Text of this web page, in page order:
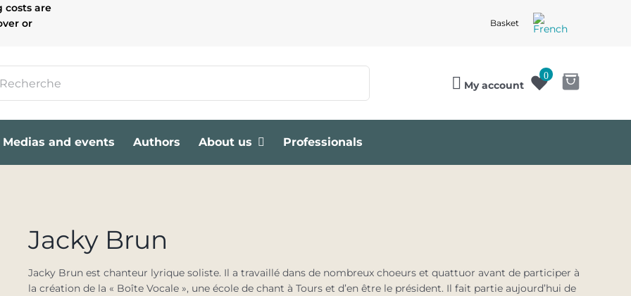
costs are
or
Basket
My account
0
Medias and events Authors About us Professionals
Jacky Brun
Jacky Brun est chanteur lyrique soliste. Il a travaillé dans de nombreux choeurs et quattuor avant de participer à
la création de la « Boîte Vocale », une école de chant à Tours et d’en être le président. Il fait partie aujourd’hui de